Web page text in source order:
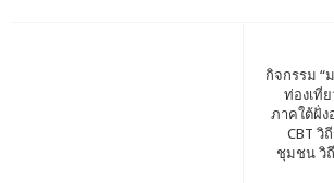
กิจกรรม “
ท่องเที่
ภาคใต้ฝั่ง
CBT วิ
ชุมชน วิ